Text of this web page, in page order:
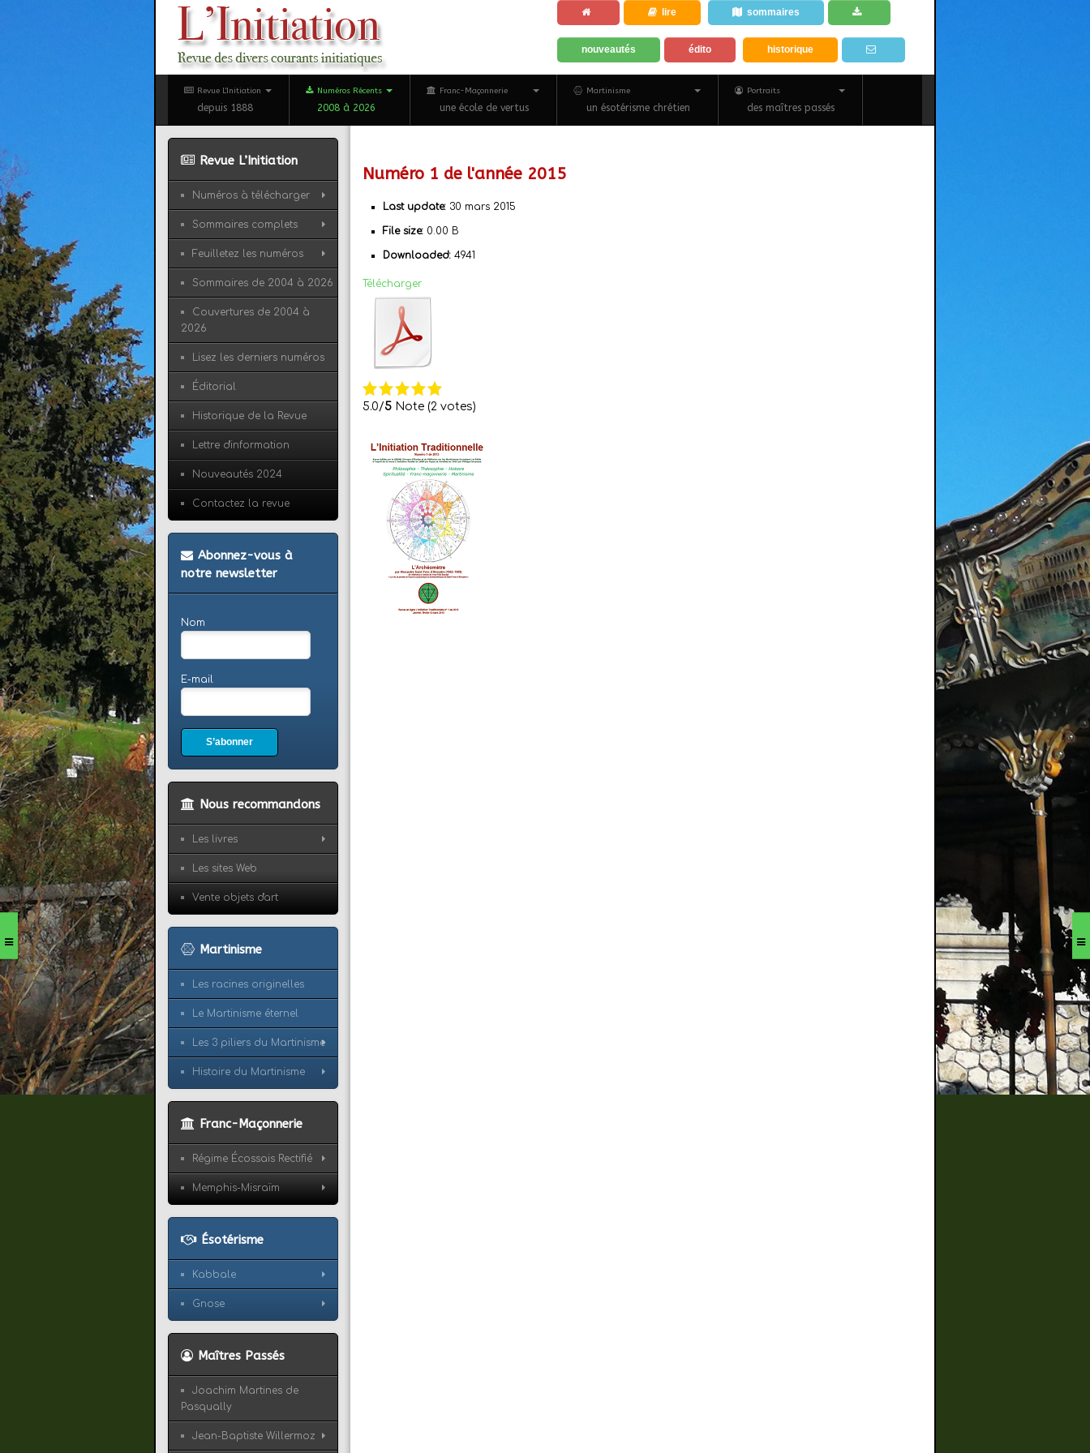
lire sommaires
nouveautés édito historique
Revue L'Initiation
depuis 1888
Numéros Récents
2008 à 2026
Franc-Maçonnerie
une école de vertus
Martinisme
un ésotérisme chrétien
Portraits
des maîtres passés
Numéro 1 de l'année 2015
Last update: 30 mars 2015
File size: 0.00 B
Downloaded: 4941
Télécharger
5.0/5 Note (2 votes)
Revue L’Initiation
Numéros à télécharger
Sommaires complets
Feuilletez les numéros
Sommaires de 2004 à 2026
Couvertures de 2004 à
2026
Lisez les derniers numéros
Éditorial
Historique de la Revue
Lettre d'information
Nouveautés 2024
Contactez la revue
Abonnez-vous à
notre newsletter
Nom
E-mail
S’abonner
Nous recommandons
Les livres
Les sites Web
Vente objets d'art
Martinisme
Les racines originelles
Le Martinisme éternel
Les 3 piliers du Martinisme
Histoire du Martinisme
Franc-Maçonnerie
Régime Écossais Rectifié
Memphis-Misraïm
Ésotérisme
Kabbale
Gnose
Maîtres Passés
Joachim Martines de
Pasqually
Jean-Baptiste Willermoz